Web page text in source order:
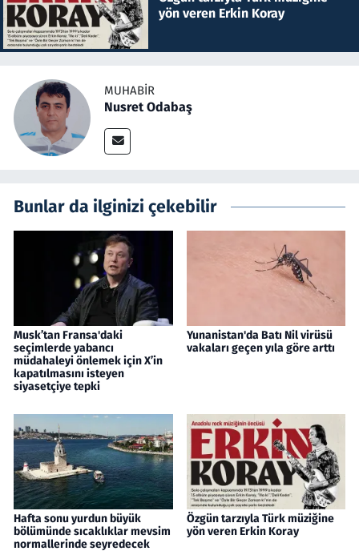
yön veren Erkin Koray
MUHABIR
Nusret Odabaş
Bunlar da ilginizi çekebilir
Musk’tan Fransa'daki
seçimlerde yabancı
müdahaleyi önlemek için X’in
kapatılmasını isteyen
siyasetçiye tepki
Yunanistan'da Batı Nil virüsü
vakaları geçen yıla göre arttı
Hafta sonu yurdun büyük
bölümünde sıcaklıklar mevsim
normallerinde seyredecek
Özgün tarzıyla Türk müziğine
yön veren Erkin Koray